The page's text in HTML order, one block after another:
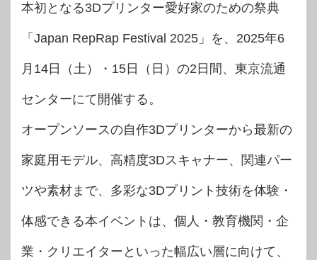
本初となる3Dプリンター愛好家のための祭典
「Japan RepRap Festival 2025」を、2025年6
月14日（土）・15日（日）の2日間、東京流通
センターにて開催する。
オープンソースの自作3Dプリンターから最新の
家庭用モデル、高精度3Dスキャナー、関連パー
ツや素材まで、多彩な3Dプリント技術を体験・
体感できる本イベントは、個人・教育機関・企
業・クリエイターといった幅広い層に向けて、